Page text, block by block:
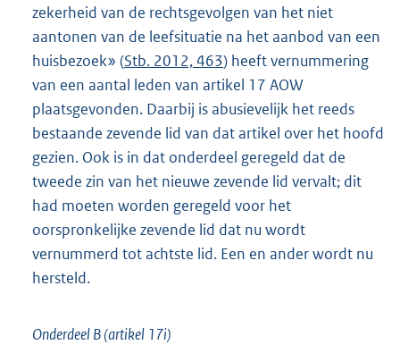
zekerheid van de rechtsgevolgen van het niet
aantonen van de leefsituatie na het aanbod van een
huisbezoek» (Stb. 2012, 463) heeft vernummering
van een aantal leden van artikel 17 AOW
plaatsgevonden. Daarbij is abusievelijk het reeds
bestaande zevende lid van dat artikel over het hoofd
gezien. Ook is in dat onderdeel geregeld dat de
tweede zin van het nieuwe zevende lid vervalt; dit
had moeten worden geregeld voor het
oorspronkelijke zevende lid dat nu wordt
vernummerd tot achtste lid. Een en ander wordt nu
hersteld.
Onderdeel B (artikel 17i)